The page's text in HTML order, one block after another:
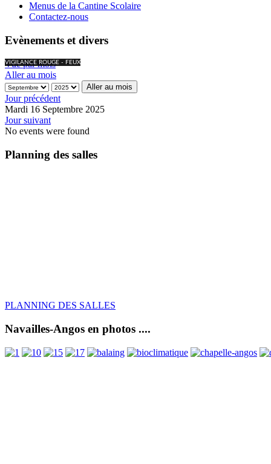
Menus de la Cantine Scolaire
Contactez-nous
Evènements et divers
VIGILANCE ROUGE - FEUX
Vue par mois
Aller au mois
Aller au mois
Jour précédent
Mardi 16 Septembre 2025
Jour suivant
No events were found
Planning des salles
PLANNING DES SALLES
Navailles-Angos en photos ....